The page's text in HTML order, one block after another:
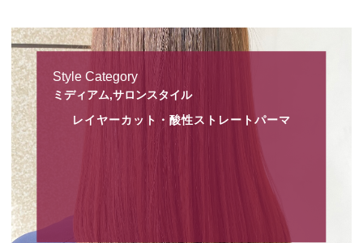
Style Category
ミディアム,サロンスタイル
レイヤーカット・酸性ストレートパーマ